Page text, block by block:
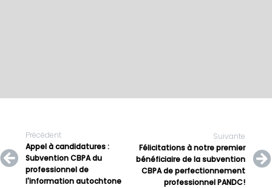
Précédent
Appel à candidatures :
Subvention CBPA du
professionnel de
l'information autochtone
Suivante
Félicitations à notre premier
bénéficiaire de la subvention
CBPA de perfectionnement
professionnel PANDC!